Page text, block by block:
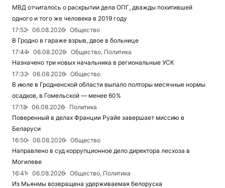
МВД отчиталось о раскрытии дела ОПГ, дважды похитившей
одного и того же человека в 2019 году
17:52
06.08.2026
Общество
В Гродно в гараже взрыв, двое в больнице
17:44
06.08.2026
Общество, Политика
Назначено три новых начальника в региональные УСК
17:32
06.08.2026
Общество
В июле в Гродненской области выпало полторы месячные нормы
осадков, в Гомельской — менее 60%
17:18
06.08.2026
Политика
Поверенный в делах Франции Руайе завершает миссию в
Беларуси
16:50
06.08.2026
Общество
Направлено в суд коррупционное дело директора лесхоза в
Могилеве
16:41
06.08.2026
Общество, Политика
Из Мьянмы возвращена удерживаемая белоруска